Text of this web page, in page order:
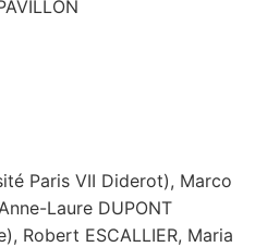
Paris VII Diderot), Marco
Laure DUPONT
Robert ESCALLIER, Maria